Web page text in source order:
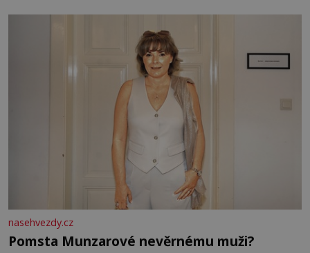
mi knihy, práce a hlavně klid. Hned po studiích jsem
nasehvezdy.cz
Pomsta Munzarové nevěrnému muži?